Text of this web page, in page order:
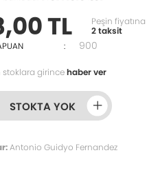
TL
Peşin fiyatına
2 taksit
: 900
stoklara girincehaber ver
STOKTA YOK
Antonio Guidyo Fernandez